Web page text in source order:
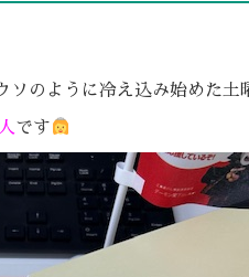
のように冷え込み始めた土
です